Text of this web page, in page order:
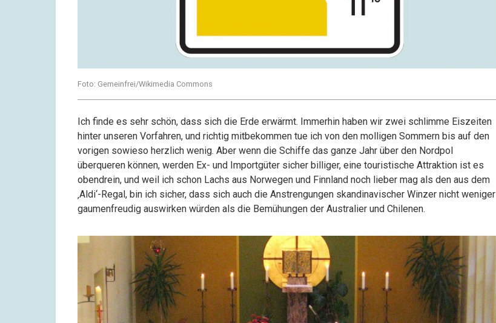
Foto: Gemeinfrei/Wikimedia Commons
Ich finde es sehr schön, dass sich die Erde erwärmt. Immerhin haben wir zwei schlimme Eiszeiten
hinter unseren Vorfahren, und richtig mitbekommen tue ich von den molligen Sommern bis auf den
vorigen sowieso herzlich wenig. Aber wenn die Schiffe das ganze Jahr über den Nordpol
überqueren können, werden Ex- und Importgüter sicher billiger, eine touristische Attraktion ist es
obendrein, und weil ich schon Lachs aus Norwegen und Finnland noch lieber mag als den aus dem
‚Aldi‘-Regal, bin ich sicher, dass sich auch die Anstrengungen skandinavischer Winzer nicht weniger
gaumenfreudig auswirken würden als die Bemühungen der Australier und Chilenen.